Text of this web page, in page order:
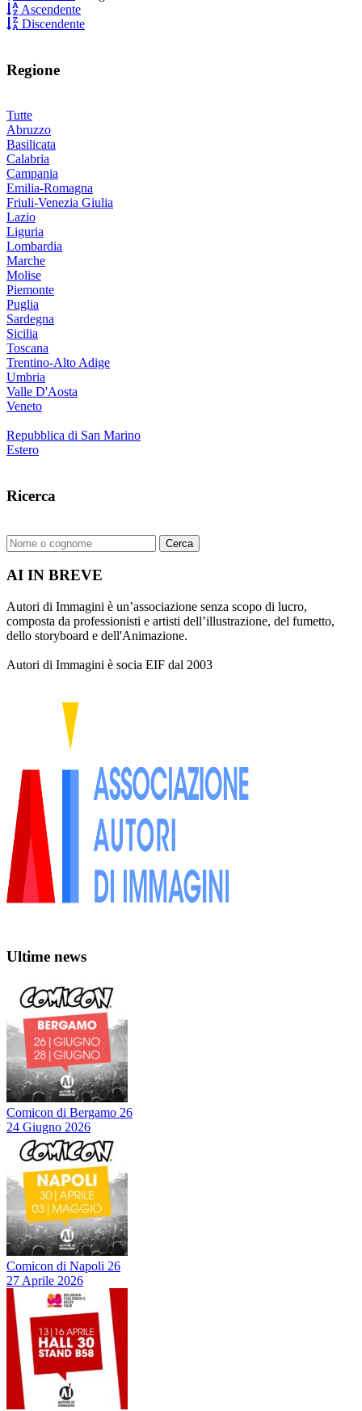
Ascendente
Discendente
Regione
Tutte
Abruzzo
Basilicata
Calabria
Campania
Emilia-Romagna
Friuli-Venezia Giulia
Lazio
Liguria
Lombardia
Marche
Molise
Piemonte
Puglia
Sardegna
Sicilia
Toscana
Trentino-Alto Adige
Umbria
Valle D'Aosta
Veneto
Repubblica di San Marino
Estero
Ricerca
Cerca
AI IN BREVE
Autori di Immagini è un’associazione senza scopo di lucro,
composta da professionisti e artisti dell’illustrazione, del fumetto,
dello storyboard e dell'Animazione.
Autori di Immagini è socia EIF dal 2003
Ultime news
Comicon di Bergamo 26
24 Giugno 2026
Comicon di Napoli 26
27 Aprile 2026